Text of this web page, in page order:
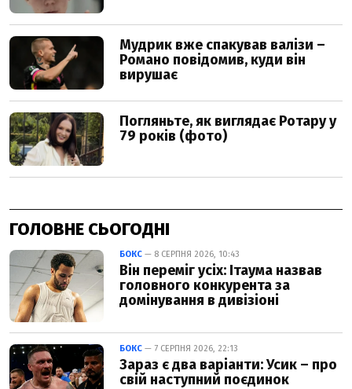
ГОЛОВНЕ СЬОГОДНІ
БОКС — 8 СЕРПНЯ 2026, 10:43
Він переміг усіх: Ітаума назвав
головного конкурента за
домінування в дивізіоні
БОКС — 7 СЕРПНЯ 2026, 22:13
Зараз є два варіанти: Усик – про
свій наступний поєдинок